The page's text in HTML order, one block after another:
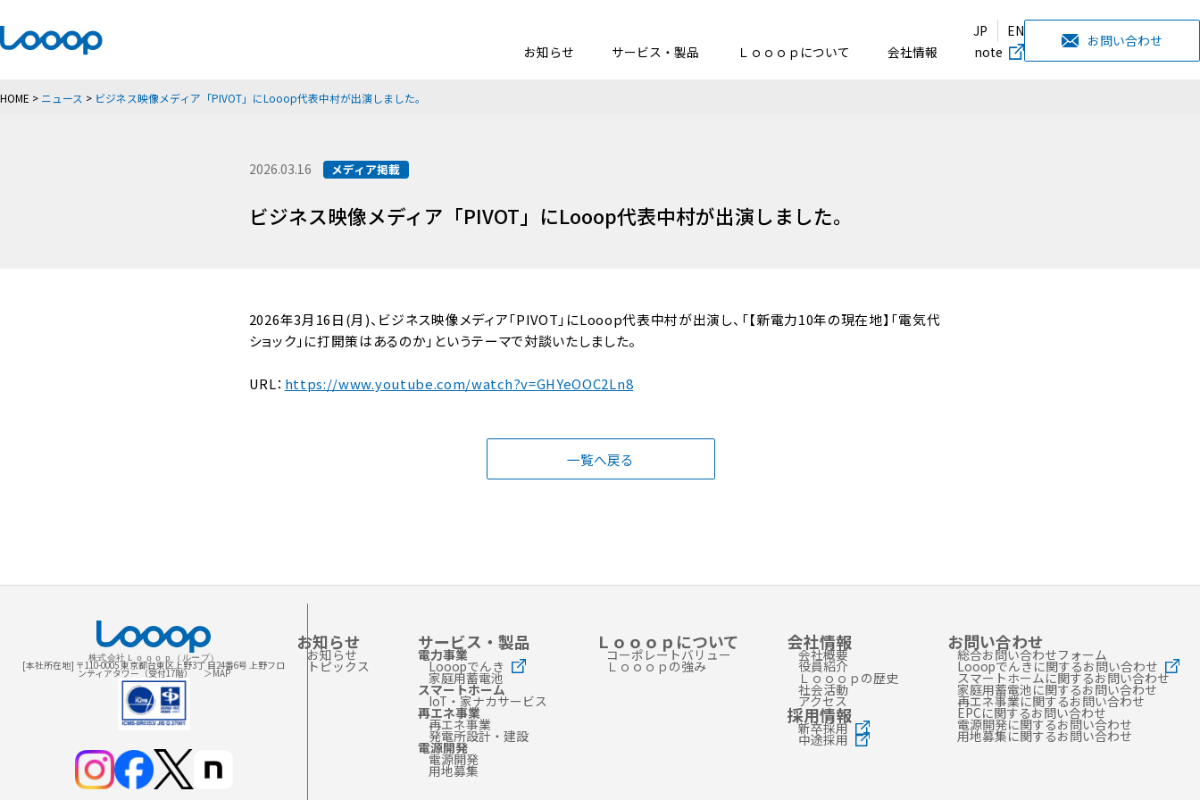
JP
EN
お知らせ
サービス・製品 Ｌｏｏｏｐについて 会社情報 note
お問い合わせ
HOME > ニュース > ビジネス映像メディア「PIVOT」にLooop代表中村が出演しました。
2026.03.16 メディア掲載
ビジネス映像メディア「PIVOT」にLooop代表中村が出演しました。
2026年3月16日(月)、ビジネス映像メディア「PIVOT」にLooop代表中村が出演し、「【新電力10年の現在地】「電気代
ショック」に打開策はあるのか」というテーマで対談いたしました。
URL： https://www.youtube.com/watch?v=GHYeOOC2Ln8
一覧へ戻る
株式会社Ｌｏｏｏｐ（ループ）
[本社所在地] 〒110-0005 東京都台東区上野3丁 目24番6号 上野フロ
ンティアタワー（受付17階） ＞MAP
お知らせ
お知らせ
トピックス
サービス・製品
電力事業
Looopでんき
家庭用蓄電池
スマートホーム
IoT・家ナカサービス
再エネ事業
再エネ事業
発電所設計・建設
電源開発
電源開発
用地募集
Ｌｏｏｏｐについて
コーポレートバリュー
Ｌｏｏｏｐの強み
会社情報
会社概要
役員紹介
Ｌｏｏｏｐの歴史
社会活動
アクセス
採用情報
新卒採用
中途採用
お問い合わせ
総合お問い合わせフォーム
Looopでんきに関するお問い合わせ
スマートホームに関するお問い合わせ
家庭用蓄電池に関するお問い合わせ
再エネ事業に関するお問い合わせ
EPCに関するお問い合わせ
電源開発に関するお問い合わせ
用地募集に関するお問い合わせ